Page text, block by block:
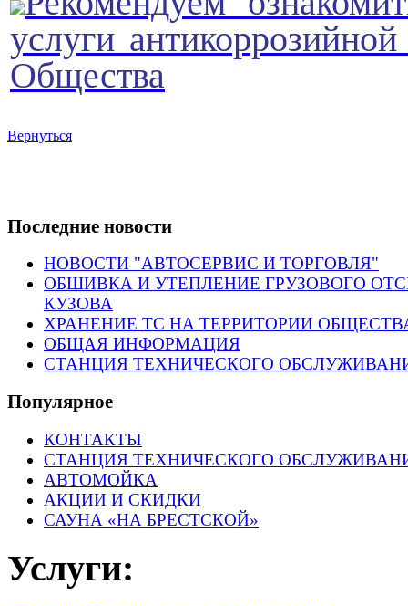
услуги
Общества
Вернуться
Последние новости
НОВОСТИ "АВТОСЕРВИС И ТОРГОВЛЯ"
ОБШИВКА И УТЕПЛЕНИЕ ГРУЗОВОГО
КУЗОВА
ХРАНЕНИЕ ТС НА ТЕРРИТОРИИ
ОБЩАЯ ИНФОРМАЦИЯ
СТАНЦИЯ ТЕХНИЧЕСКОГО
Популярное
КОНТАКТЫ
СТАНЦИЯ ТЕХНИЧЕСКОГО
АВТОМОЙКА
АКЦИИ И СКИДКИ
САУНА «НА БРЕСТСКОЙ»
Услуги: